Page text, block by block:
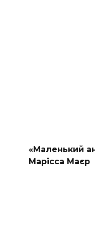
«Маленький
Марісса Маєр